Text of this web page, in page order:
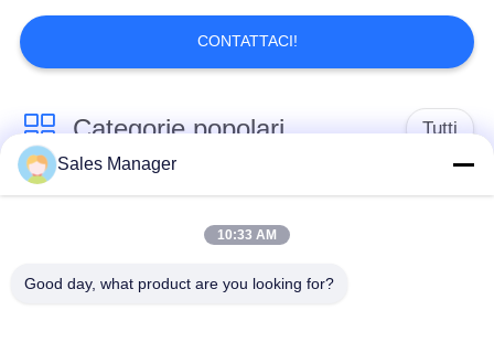
CONTATTACI!
Categorie popolari Tutti
escavatore montato
battipalo
Martello elettrico
Piledriver laterale
Sales Manager
10:33 AM
Good day, what product are you looking for?